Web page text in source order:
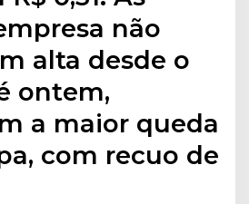
não
alta desde o
ontem,
a maior queda
com recuo de